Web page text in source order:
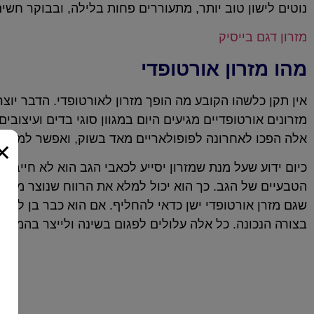
נוטים לישון טוב יותר, מתעוררים פחות בלילה, ובבוקר
מזרון דגם בייסיק
מהו מזרון אורטופדי
אין תקן כלשהו הקובע מה הופך מזרון לאורטופדי. הדבר
מזרונים אורטופדיים מגיעים היום במגוון סוגי בדים
אלה הפכו לאחרונה לפופולאריים מאד בשוק, ואפשר
כיום ידוע שעל מנת שמזרון יסייע לכאבי הגב הוא לא
הטבעיים של הגב. כך הוא יכול למלא את הרווח שנוצר
שגם מזרן אורטופדי ישן כדאי להחליף. אם הוא כבר בן
בצורה הנכונה. כל אלה עלולים לפגום בשינה ולייצר בהמשך